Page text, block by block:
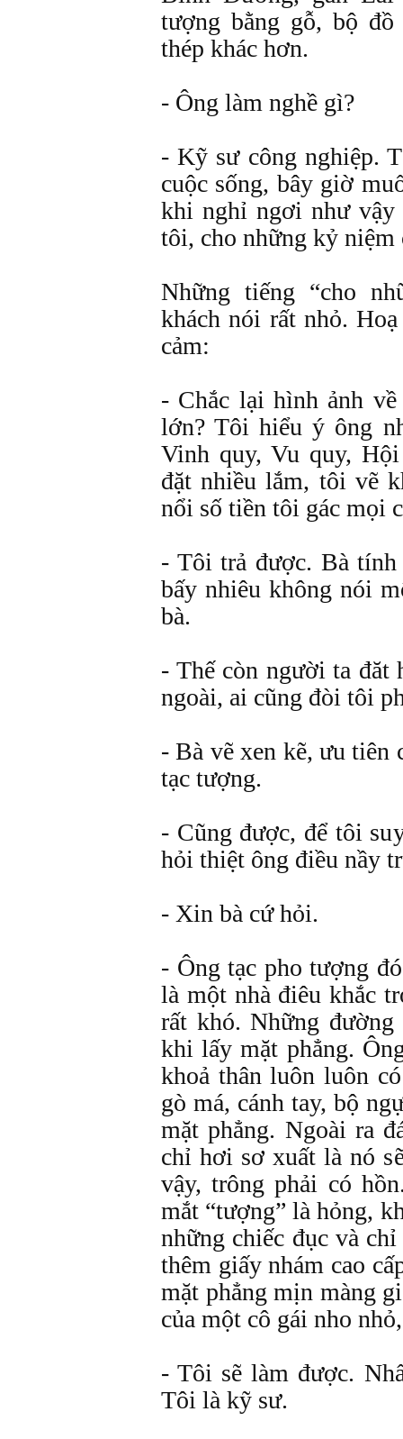
tượng bằng gỗ, bộ đồ
thép khác hơn.
- Ông làm nghề gì?
- Kỹ sư công nghiệp.
cuộc sống, bây giờ
khi nghỉ ngơi như vậy
tôi, cho những kỷ niệm
Những tiếng “cho
khách nói rất nhỏ.
cảm:
- Chắc lại hình ảnh
lớn? Tôi hiểu ý ông
Vinh quy, Vu quy,
đặt nhiều lắm, tôi vẽ
nổi số tiền tôi gác mọi
- Tôi trả được. Bà
bấy nhiêu không nói
bà.
- Thế còn người ta đăt
ngoài, ai cũng đòi tôi
- Bà vẽ xen kẽ, ưu
tạc tượng.
- Cũng được, để tôi
hỏi thiệt ông điều nầy
- Xin bà cứ hỏi.
- Ông tạc pho tượng
là một nhà điêu khắc
rất khó. Những
khi lấy mặt phẳng.
khoả thân luôn luôn
gò má, cánh tay, bộ
mặt phẳng. Ngoài ra
chỉ hơi sơ xuất là nó
vậy, trông phải có
mắt “tượng” là hỏng,
những chiếc đục và
thêm giấy nhám cao
mặt phẳng mịn màng
của một cô gái nho
- Tôi sẽ làm được.
Tôi là kỹ sư.